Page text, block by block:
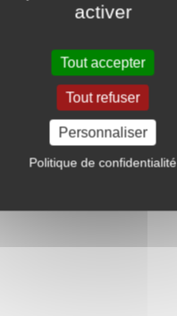
activer
Tout accepter
Tout refuser
Personnaliser
Politique de confidentialité